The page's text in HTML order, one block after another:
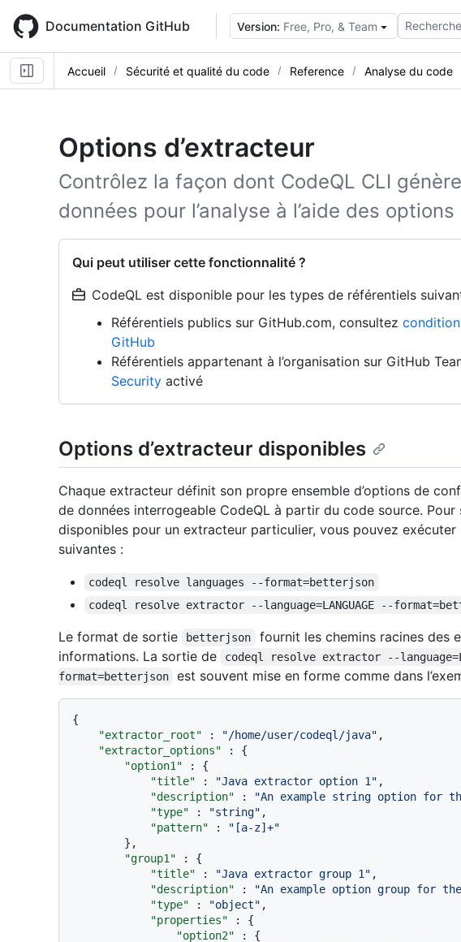
main
content
Documentation GitHub Version: Free, Pro, & Team
Accueil Sécurité et qualité du code Reference Analyse du code
Options d’extracteur
Contrôlez la façon dont CodeQL CLI
données pour l’analyse à l’aide des options
Qui peut utiliser cette fonctionnalité ?
CodeQL est disponible pour les types de référentiels
Référentiels publics sur GitHub.com, consultez
GitHub
Référentiels appartenant à l’organisation sur GitHub
Security activé
Options d’extracteur disponibles
Chaque extracteur définit son propre ensemble d’options de
de données interrogeable CodeQL à partir du code source.
disponibles pour un extracteur particulier, vous pouvez exécuter
suivantes :
codeql resolve languages --format=betterjson
codeql resolve extractor --language=LANGUAGE --
Le format de sortie betterjson
fournit les chemins racines des
informations. La sortie de
codeql resolve extractor --
format=betterjson
est souvent mise en forme comme dans
{
"extractor_root"
: "/home/user/codeql/java" ,
"extractor_options"
:
{
"option1"
:
{
"title"
: "Java extractor option 1" ,
"description"
: "An example string option for
"type"
: "string" ,
"pattern"
:
"[a-z]+"
} ,
"group1"
:
{
"title"
: "Java extractor group 1" ,
"description"
: "An example option group for
"type"
: "object" ,
"properties"
:
{
"option2"
:
{